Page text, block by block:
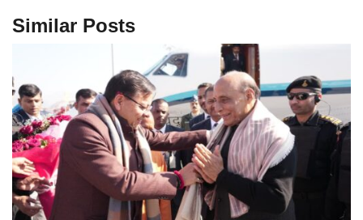
k
Similar Posts